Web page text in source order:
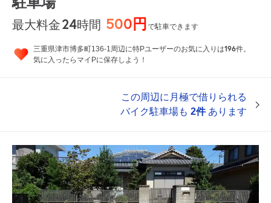
最大料金24時間 500円で駐車できます
三重県津市博多町136-1周辺に特Pユーザーのお気に入りは196件。
気に入ったらマイPに保存しよう！
この周辺に月極で借りられる
バイク駐車場も 2件あります